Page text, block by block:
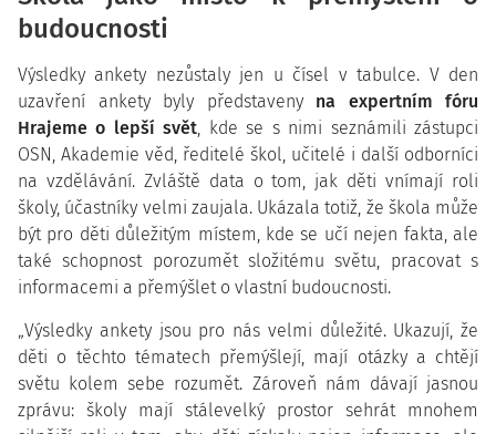
budoucnosti
Výsledky ankety nezůstaly jen u čísel v tabulce. V den
uzavření ankety byly představeny na expertním fóru
Hrajeme o lepší svět , kde se s nimi seznámili zástupci
OSN, Akademie věd, ředitelé škol, učitelé i další odborníci
na vzdělávání. Zvláště data o tom, jak děti vnímají roli
školy, účastníky velmi zaujala. Ukázala totiž, že škola může
být pro děti důležitým místem, kde se učí nejen fakta, ale
také schopnost porozumět složitému světu, pracovat s
informacemi a přemýšlet o vlastní budoucnosti.
„Výsledky ankety jsou pro nás velmi důležité. Ukazují, že
děti o těchto tématech přemýšlejí, mají otázky a chtějí
světu kolem sebe rozumět. Zároveň nám dávají jasnou
zprávu: školy mají stálevelký prostor sehrát mnohem